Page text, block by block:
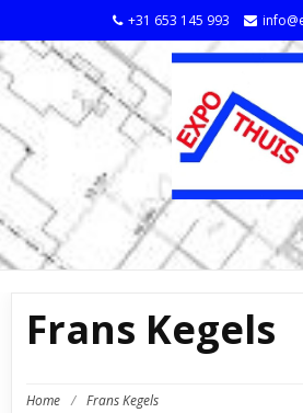
+31 653 145 993
Frans Kegels
Home / Frans Kegels